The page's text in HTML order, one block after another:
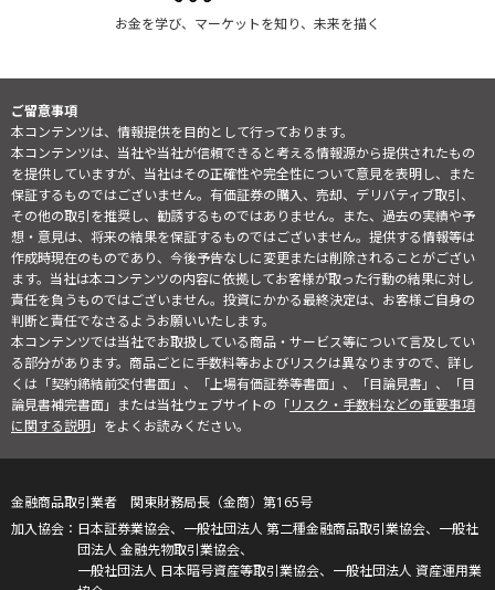
お金を学び、マーケットを知り、未来を描く
ご留意事項
本コンテンツは、情報提供を目的として行っております。
本コンテンツは、当社や当社が信頼できると考える情報源から提供されたもの
を提供していますが、当社はその正確性や完全性について意見を表明し、また
保証するものではございません。有価証券の購入、売却、デリバティブ取引、
その他の取引を推奨し、勧誘するものではありません。また、過去の実績や予
想・意見は、将来の結果を保証するものではございません。提供する情報等は
作成時現在のものであり、今後予告なしに変更または削除されることがござい
ます。当社は本コンテンツの内容に依拠してお客様が取った行動の結果に対し
責任を負うものではございません。投資にかかる最終決定は、お客様ご自身の
判断と責任でなさるようお願いいたします。
本コンテンツでは当社でお取扱している商品・サービス等について言及してい
る部分があります。商品ごとに手数料等およびリスクは異なりますので、詳し
くは「契約締結前交付書面」、「上場有価証券等書面」、「目論見書」、「目
論見書補完書面」または当社ウェブサイトの「リスク・手数料などの重要事項
に関する説明」をよくお読みください。
金融商品取引業者 関東財務局長（金商）第165号
日本証券業協会、一般社団法人 第二種金融商品取引業協会、一般社
団法人 金融先物取引業協会、
一般社団法人 日本暗号資産等取引業協会、一般社団法人 資産運用業